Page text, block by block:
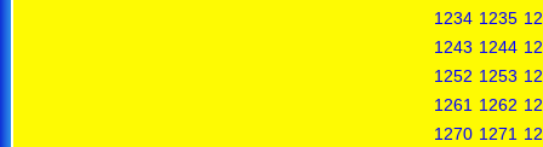
1234 1235
1243 1244
1252 1253
1261 1262
1270 1271